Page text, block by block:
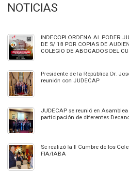
NOTICIAS
INDECOPI ORDENA AL PODER
DE S/ 18 POR COPIAS DE
COLEGIO DE ABOGADOS DEL
Presidente de la República Dr.
reunión con JUDECAP
JUDECAP se reunió en
participación de diferentes
Se realizó la II Cumbre de los
FIA/IABA